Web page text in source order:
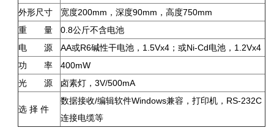
外形尺寸
宽度200mm，深度90mm，高度750mm
重 量
0.8公斤不含电池
电 源
AA或R6碱性干电池，1.5Vx4；或Ni-Cd电池，1.2Vx4
功 率
400mW
光 源
卤素灯，3V/500mA
选 择 件
数据接收/编辑软件Windows兼容，打印机，RS-232C
连接电缆等